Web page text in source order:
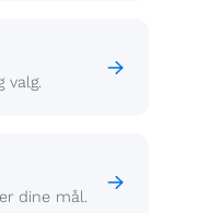
valg.
dine mål.